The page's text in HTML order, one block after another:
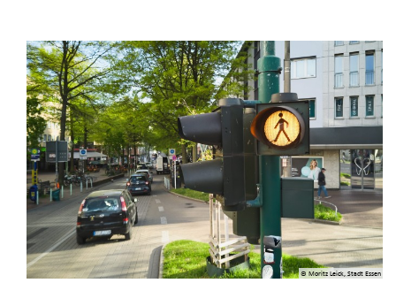
© Moritz Leick, Stadt Essen